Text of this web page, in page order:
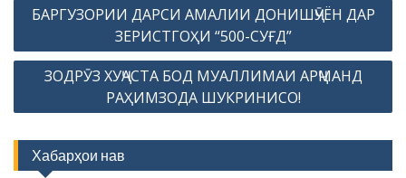
s
n
a
v
БАРГУЗОРИИ ДАРСИ АМАЛИИ ДОНИШҶӮЁН ДАР
ЗЕРИСТГОҲИ “500-СУҒД”
ЗОДРӮЗ ХУҶАСТА БОД МУАЛЛИМАИ АРҶМАНД
РАҲИМЗОДА ШУКРИНИСО!
Хабарҳои нав